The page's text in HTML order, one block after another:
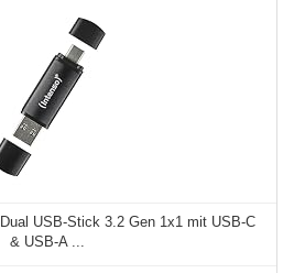
USB-Stick 3.2 Gen 1x1 mit USB-C
& USB-A ...